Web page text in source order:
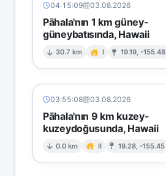
04:15:09 03.08.2026
Pāhala'nın 1 km güney-
güneybatısında, Hawaii
30.7 km I 19.19, -155.48
03:55:08 03.08.2026
Pāhala'nın 9 km kuzey-
kuzeydoğusunda, Hawaii
0.0 km II 19.28, -155.45